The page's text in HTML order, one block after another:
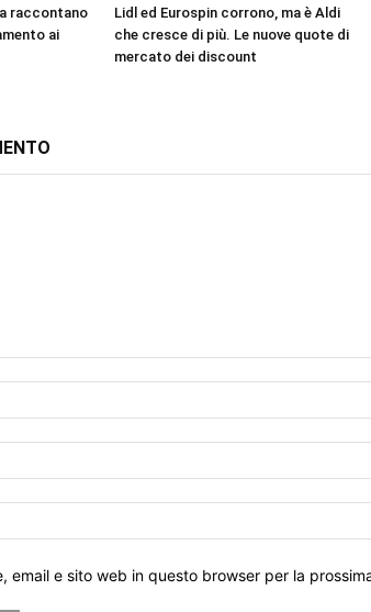
raccontano
ai
Lidl ed Eurospin corrono, ma è Aldi
che cresce di più. Le nuove quote di
mercato dei discount
email e sito web in questo browser per la